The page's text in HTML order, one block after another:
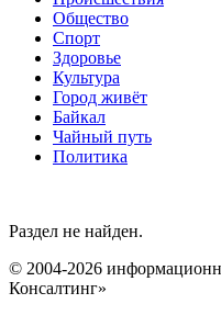
Общество
Cпорт
Здоровье
Культура
Город живёт
Байкал
Чайный путь
Политика
Раздел не найден.
© 2004-2026
Консалтинг»